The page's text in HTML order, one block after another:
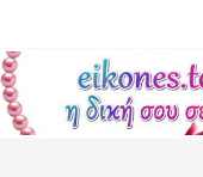
content